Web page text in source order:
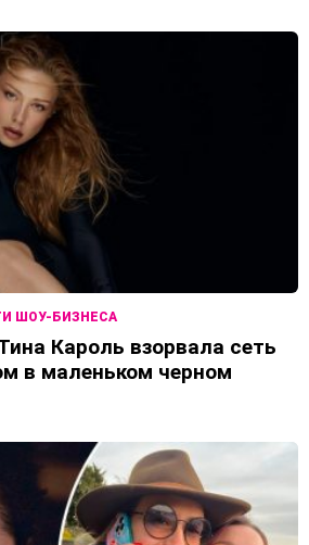
ШОУ-БИЗНЕСА
Кароль взорвала сеть
в маленьком черном